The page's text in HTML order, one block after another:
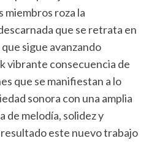
roza la
que se retrata en
sigue avanzando
vibrante consecuencia de
que se manifiestan a lo
sonora con una amplia
de melodía, solidez y
este nuevo trabajo